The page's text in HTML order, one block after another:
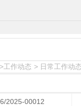
>工作动态 >日常工作动
2025-00012